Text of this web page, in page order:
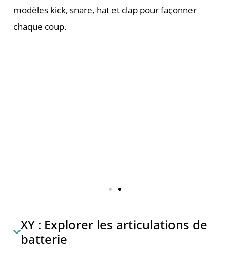
modèles kick, snare, hat et clap pour façonner
chaque coup.
XY : Explorer les articulations de
batterie